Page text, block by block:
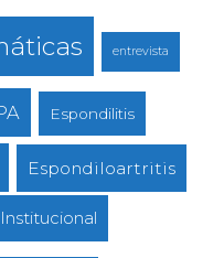
entrevista
Espondilitis
Espondiloartritis
Institucional